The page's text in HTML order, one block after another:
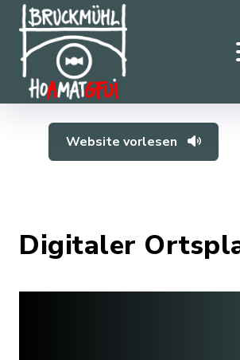
Website vorlesen
Digitaler